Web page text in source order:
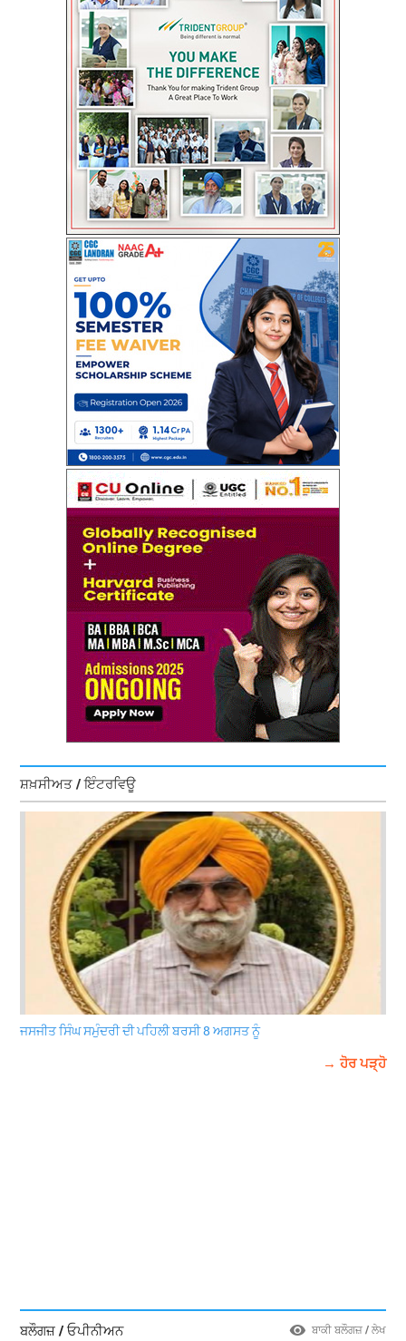
ਸ਼ਖ਼ਸੀਅਤ / ਇੰਟਰਵਿਊ
ਜਸਜੀਤ ਸਿੰਘ ਸਮੁੰਦਰੀ ਦੀ ਪਹਿਲੀ ਬਰਸੀ 8 ਅਗਸਤ ਨੂੰ
→ ਹੋਰ ਪੜ੍ਹੋ
ਬਲੌਗਜ਼ / ਓਪੀਨੀਅਨ ਬਾਕੀ ਬਲੌਗਜ਼ / ਲੇਖ